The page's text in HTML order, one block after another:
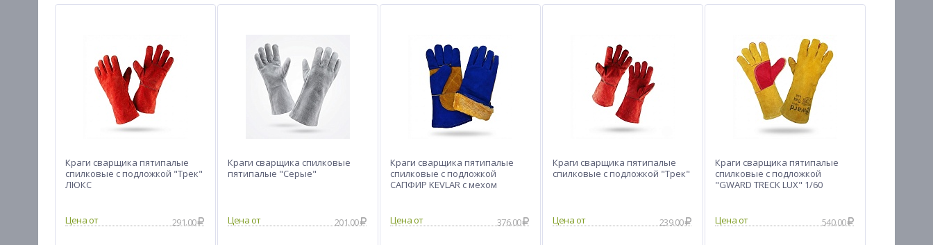
Краги сварщика пятипалые
спилковые с подложкой "Трек"
ЛЮКС
Цена от 291.00
Краги сварщика спилковые
пятипалые "Серые"
Цена от 201.00
Краги сварщика пятипалые
спилковые с подложкой
САПФИР KEVLAR с мехом
Цена от 376.00
Краги сварщика пятипалые
спилковые с подложкой "Трек"
Цена от 239.00
Краги сварщика пятипалые
спилковые с подложкой
"GWARD TRECK LUX" 1/60
Цена от 540.00